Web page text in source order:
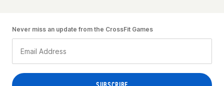
Never miss an update from the CrossFit Games